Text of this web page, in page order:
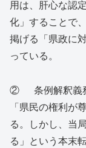
用は、肝心な認
化」することで
掲げる「県政に
っている。
② 条例解釈義務
「県民の権利が
る。しかし、当
る」という本末